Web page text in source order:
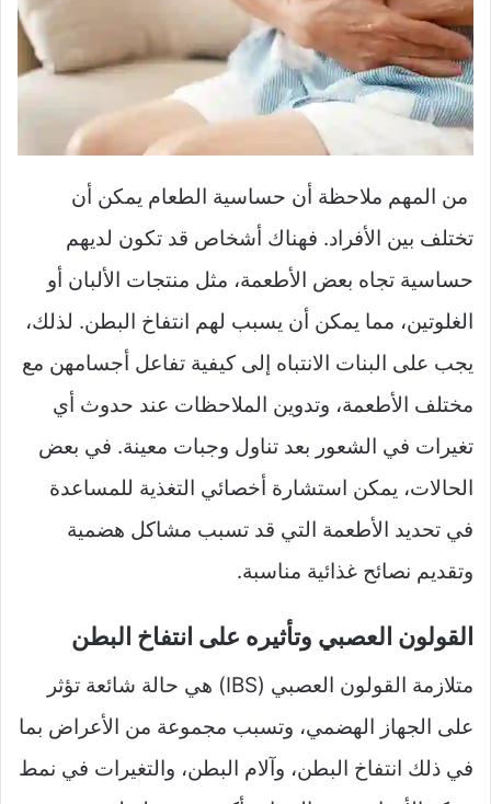
من المهم ملاحظة أن حساسية الطعام يمكن أن
تختلف بين الأفراد. فهناك أشخاص قد تكون لديهم
حساسية تجاه بعض الأطعمة، مثل منتجات الألبان أو
الغلوتين، مما يمكن أن يسبب لهم انتفاخ البطن. لذلك،
يجب على البنات الانتباه إلى كيفية تفاعل أجسامهن مع
مختلف الأطعمة، وتدوين الملاحظات عند حدوث أي
تغيرات في الشعور بعد تناول وجبات معينة. في بعض
الحالات، يمكن استشارة أخصائي التغذية للمساعدة
في تحديد الأطعمة التي قد تسبب مشاكل هضمية
وتقديم نصائح غذائية مناسبة.
القولون العصبي وتأثيره على انتفاخ البطن
متلازمة القولون العصبي (IBS) هي حالة شائعة تؤثر
على الجهاز الهضمي، وتسبب مجموعة من الأعراض بما
في ذلك انتفاخ البطن، وآلام البطن، والتغيرات في نمط